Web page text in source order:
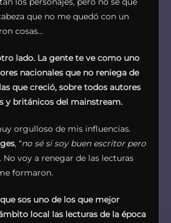
que no me quedó con un
cosas…
lado. La gente te ve como uno
nacionales que no reniega de
que creció, sobre todos autores
y británicos del mainstream.
orgulloso de mis influencias.
, “no sé si soy buen escritor pero
No voy a renegar de las lecturas
formaron.
sos uno de los que mejor
local las lecturas de la época